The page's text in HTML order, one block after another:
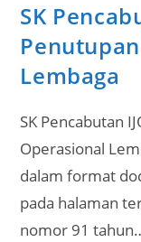
SK
Lembaga
SK Pencabutan
Operasional
dalam format
pada halaman
nomor 91